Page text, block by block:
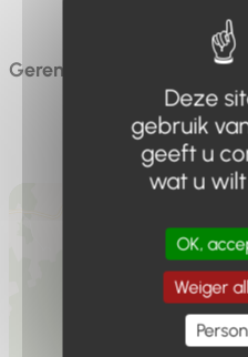
Gerenoveerde
Deze
gebruik
geeft u
wat u
OK,
Weiger